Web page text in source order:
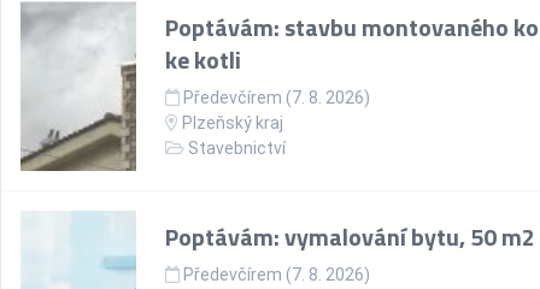
Poptávám: stavbu montovaného
ke kotli
Předevčírem (7. 8. 2026)
Plzeňský kraj
Stavebnictví
Poptávám: vymalování bytu, 50 m2
Předevčírem (7. 8. 2026)